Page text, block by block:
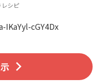
シピ
IKaYyl-cGY4Dx